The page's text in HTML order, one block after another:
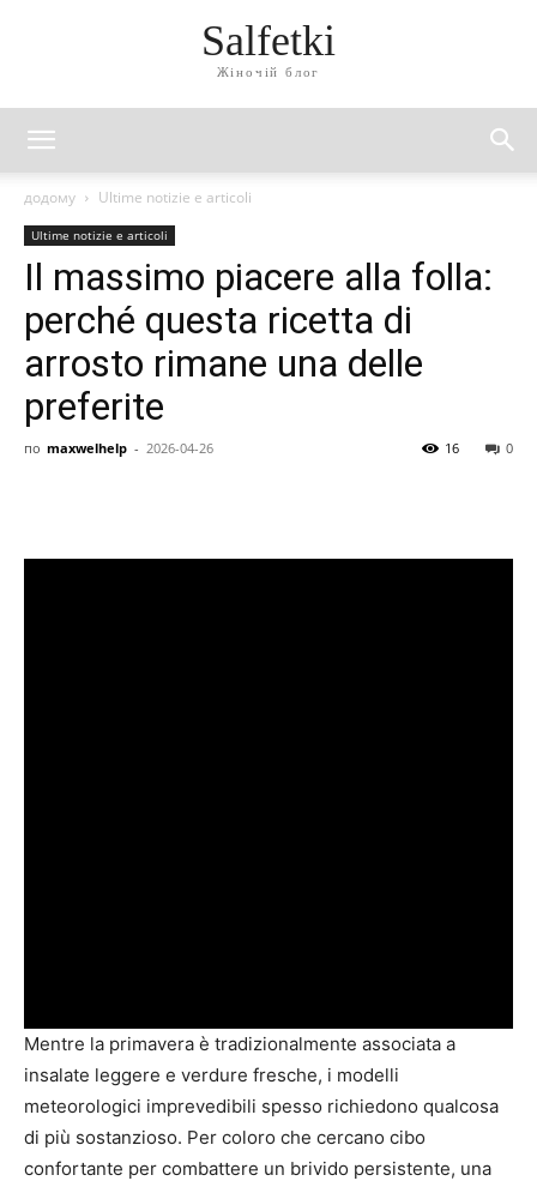
Salfetki
Жіночій блог
додому Ultime notizie e articoli
Ultime notizie e articoli
Il massimo piacere alla folla:
perché questa ricetta di
arrosto rimane una delle
preferite
по maxwelhelp - 2026-04-26 0
16
Mentre la primavera è tradizionalmente associata a
insalate leggere e verdure fresche, i modelli
meteorologici imprevedibili spesso richiedono qualcosa
di più sostanzioso. Per coloro che cercano cibo
confortante per combattere un brivido persistente, una